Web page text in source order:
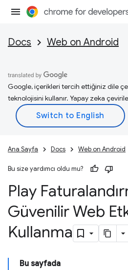
Docs Web on Android
Google, içerikleri tercih ettiğiniz dile
teknolojisini kullanır. Yapay zeka
Ana Sayfa Docs Web on Android
Bu size yardımcı oldu mu?
Play
Güvenilir Web
Kullanma
Bu sayfada